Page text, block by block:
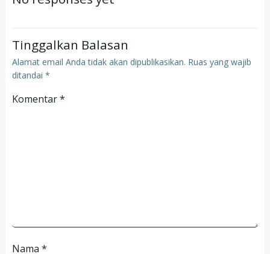
Tinggalkan Balasan
Alamat email Anda tidak akan dipublikasikan. Ruas yang wajib
ditandai *
Komentar*
Nama *